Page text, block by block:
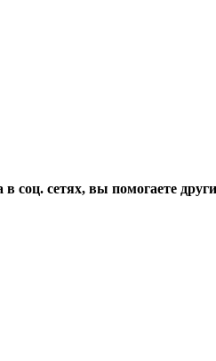
соц. сетях, вы помогаете